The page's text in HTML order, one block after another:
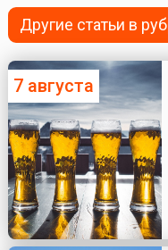
Другие статьи в
7 августа